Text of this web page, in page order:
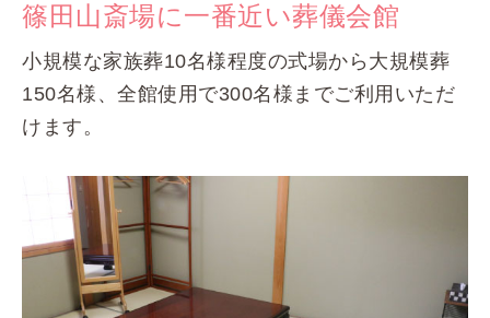
篠田山斎場に一番近い葬儀会館
小規模な家族葬10名様程度の式場から大規模葬
150名様、全館使用で300名様までご利用いただ
けます。